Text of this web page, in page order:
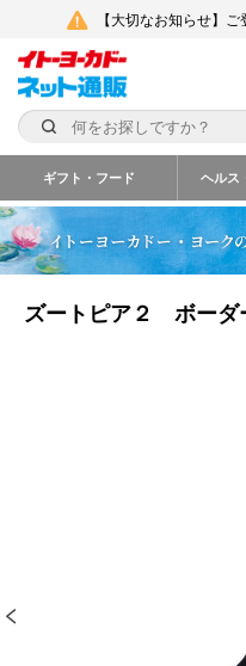
【大切なお知らせ】
ギフト・フード ヘルス
ズートピア２ ボー